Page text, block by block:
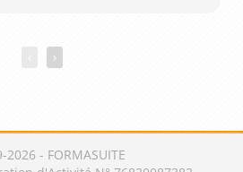
›
- FORMASUITE